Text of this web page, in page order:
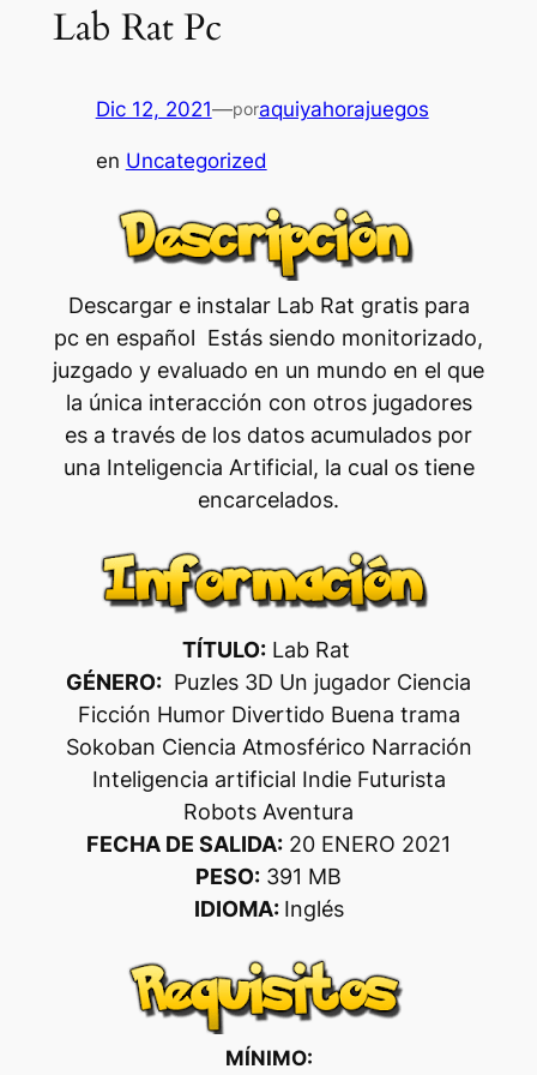
Lab Rat Pc
Dic 12, 2021—poraquiyahorajuegos
en Uncategorized
Descargar e instalar Lab Rat gratis para
pc en español Estás siendo monitorizado,
juzgado y evaluado en un mundo en el que
la única interacción con otros jugadores
es a través de los datos acumulados por
una Inteligencia Artificial, la cual os tiene
encarcelados.
TÍTULO:Lab Rat
GÉNERO: Puzles 3D Un jugador Ciencia
Ficción Humor Divertido Buena trama
Sokoban Ciencia Atmosférico Narración
Inteligencia artificial Indie Futurista
Robots Aventura
FECHA DE SALIDA: 20 ENERO 2021
PESO: 391 MB
IDIOMA: Inglés
MÍNIMO: